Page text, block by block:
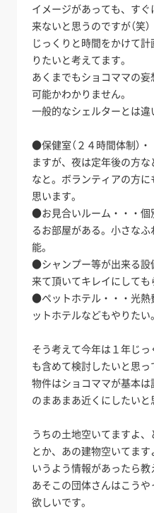
イメージがあっても、すぐ
来ないと思うのですが（笑）
じっくりと時間をかけて
りたいと考えてます。
あくまでもショコママの
可能かわかりません。
一般的なシェルターとは違
●保健室（２４時間体制）
ますが、夜は定年後の方
なと。ボランティアの方
思います。
●お見合いルーム・・・個
るお部屋がある。小さな
能。
●シャンプー等が出来る設
来て頂いてキレイにしても
●ペットホテル・・・光熱
ットホテルなどもやりたい。
そう考えて今年は１年じ
も含めて検討したいと思っ
物件はショコママが基本
のまあまあ近くにしたいと
うちの土地空いてますよ、
とか、あの建物空いてま
いうよう情報があったら教
あそこの団体さんはこう
欲しいです。